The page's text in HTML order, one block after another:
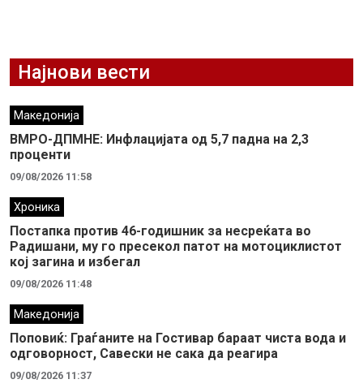
Најнови вести
Македонија
ВМРО-ДПМНЕ: Инфлацијата од 5,7 падна на 2,3
проценти
09/08/2026 11:58
Хроника
Постапка против 46-годишник за несреќата во
Радишани, му го пресекол патот на мотоциклистот
кој загина и избегал
09/08/2026 11:48
Македонија
Поповиќ: Граѓаните на Гостивар бараат чиста вода и
одговорност, Савески не сака да реагира
09/08/2026 11:37